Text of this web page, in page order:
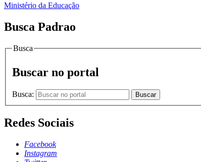
Ministério da Educação
Busca Padrao
Busca
Buscar no portal
Busca: Buscar
Redes Sociais
Facebook
Instagram